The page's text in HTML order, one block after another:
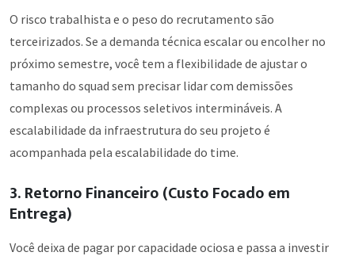
O risco trabalhista e o peso do recrutamento são
terceirizados. Se a demanda técnica escalar ou encolher no
próximo semestre, você tem a flexibilidade de ajustar o
tamanho do squad sem precisar lidar com demissões
complexas ou processos seletivos intermináveis. A
escalabilidade da infraestrutura do seu projeto é
acompanhada pela escalabilidade do time.
3. Retorno Financeiro (Custo Focado em
Entrega)
Você deixa de pagar por capacidade ociosa e passa a investir